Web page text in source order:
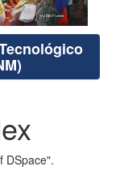
DSpace".